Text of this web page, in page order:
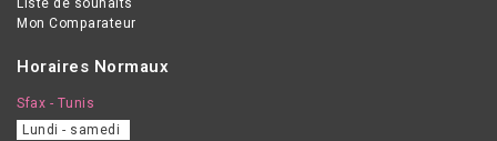
Mon Comparateur
Horaires Normaux
Sfax - Tunis
Lundi - samedi